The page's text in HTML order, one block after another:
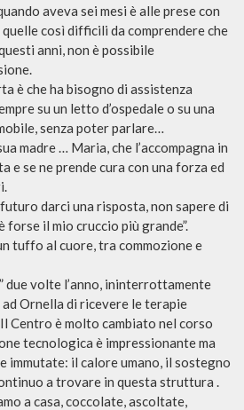
aveva sei mesi è alle prese con
così difficili da comprendere che
anni, non è possibile
è che ha bisogno di assistenza
su un letto d’ospedale o su una
senza poter parlare…
madre … Maria, che l’accompagna in
e se ne prende cura con una forza ed
darci una risposta, non sapere di
forse il mio cruccio più grande”.
tuffo al cuore, tra commozione e
due volte l’anno, ininterrottamente
Ornella di ricevere le terapie
Centro è molto cambiato nel corso
tecnologica è impressionante ma
immutate: il calore umano, il sostegno
a trovare in questa struttura .
a casa, coccolate, ascoltate,